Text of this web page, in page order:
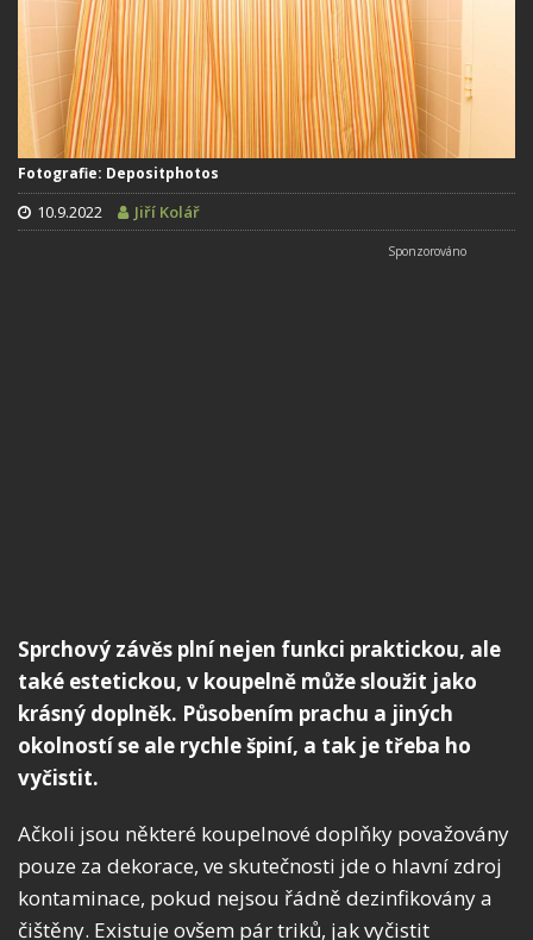
Fotografie: Depositphotos
10.9.2022 Jiří Kolář
Sprchový závěs plní nejen funkci praktickou, ale
také estetickou, v koupelně může sloužit jako
krásný doplněk. Působením prachu a jiných
okolností se ale rychle špiní, a tak je třeba ho
vyčistit.
Ačkoli jsou některé koupelnové doplňky považovány
pouze za dekorace, ve skutečnosti jde o hlavní zdroj
kontaminace, pokud nejsou řádně dezinfikovány a
čištěny. Existuje ovšem pár triků, jak vyčistit